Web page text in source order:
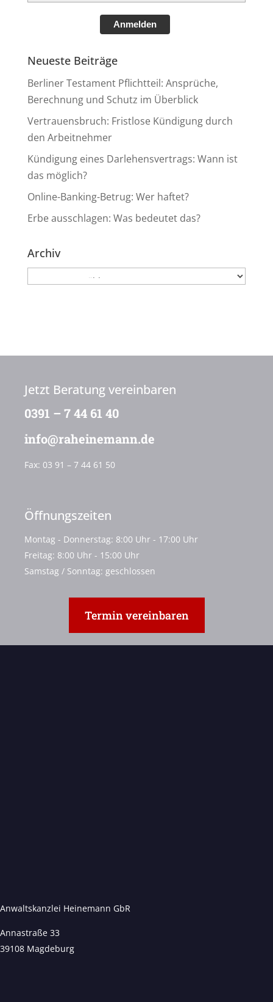
Anmelden
Neueste Beiträge
Berliner Testament Pflichtteil: Ansprüche,
Berechnung und Schutz im Überblick
Vertrauensbruch: Fristlose Kündigung durch
den Arbeitnehmer
Kündigung eines Darlehensvertrags: Wann ist
das möglich?
Online-Banking-Betrug: Wer haftet?
Erbe ausschlagen: Was bedeutet das?
Archiv
Jetzt Beratung vereinbaren
0391 – 7 44 61 40
info@raheinemann.de
Fax: 03 91 – 7 44 61 50
Öffnungszeiten
Montag - Donnerstag: 8:00 Uhr - 17:00 Uhr
Freitag: 8:00 Uhr - 15:00 Uhr
Samstag / Sonntag: geschlossen
Termin vereinbaren
Anwaltskanzlei Heinemann GbR
Annastraße 33
39108 Magdeburg